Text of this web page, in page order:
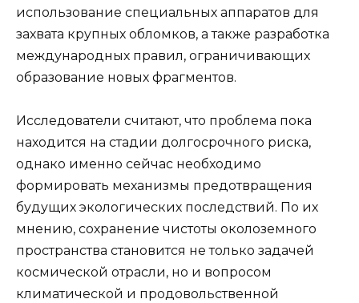
использование специальных аппаратов для
захвата крупных обломков, а также разработка
международных правил, ограничивающих
образование новых фрагментов.
Исследователи считают, что проблема пока
находится на стадии долгосрочного риска,
однако именно сейчас необходимо
формировать механизмы предотвращения
будущих экологических последствий. По их
мнению, сохранение чистоты околоземного
пространства становится не только задачей
космической отрасли, но и вопросом
климатической и продовольственной